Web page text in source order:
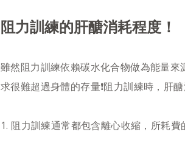
阻力訓練的肝醣消耗程度！
雖然阻力訓練依賴碳水化合物做為能量
求很難超過身體的存量❗️阻力訓練時，肝
1. 阻力訓練通常都包含離心收縮，所耗